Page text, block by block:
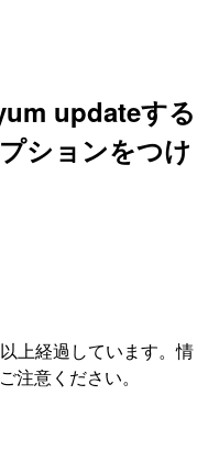
updateする
ションをつけ
上経過しています。情
注意ください。